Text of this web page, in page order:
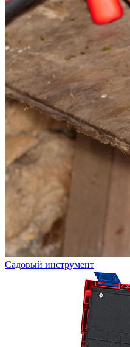
Садовый инструмент